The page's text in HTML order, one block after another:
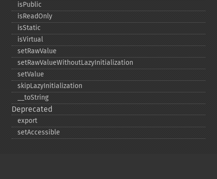
isPublic
isReadOnly
isStatic
isVirtual
setRawValue
setRawValueWithoutLazyInitialization
setValue
skipLazyInitialization
_​_​toString
Deprecated
export
setAccessible